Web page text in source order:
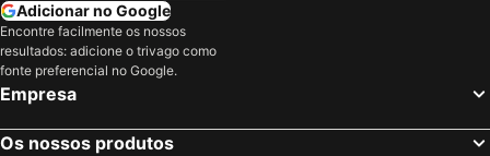
Adicionar no Google
Encontre facilmente os nossos
resultados: adicione o trivago como
fonte preferencial no Google.
Empresa
Os nossos produtos